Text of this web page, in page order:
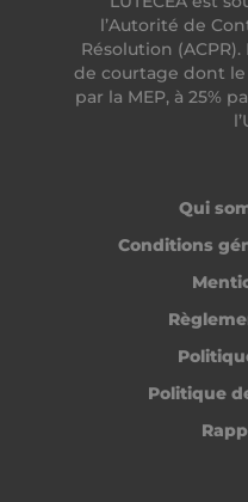
l’Autorité de
Résolution
de courtage dont le
par la MEP, à 25%
Qui
Conditions
Politique